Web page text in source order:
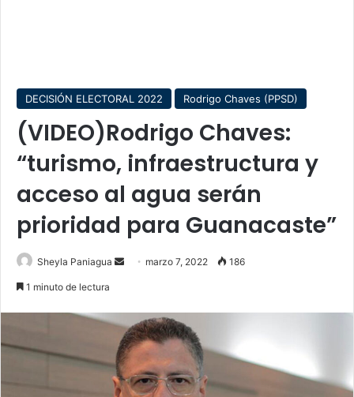
DECISIÓN ELECTORAL 2022 Rodrigo Chaves (PPSD)
(VIDEO)Rodrigo Chaves:
“turismo, infraestructura y
acceso al agua serán
prioridad para Guanacaste”
Sheyla Paniagua
Send marzo 7, 2022 186
1 minuto de lectura